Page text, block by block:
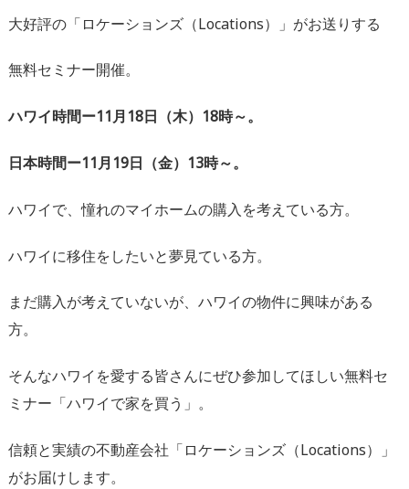
大好評の「ロケーションズ（Locations）」がお送りする
無料セミナー開催。
ハワイ時間ー11月18日（木）18時～。
日本時間ー11月19日（金）13時～。
ハワイで、憧れのマイホームの購入を考えている方。
ハワイに移住をしたいと夢見ている方。
まだ購入が考えていないが、ハワイの物件に興味がある
方。
そんなハワイを愛する皆さんにぜひ参加してほしい無料セ
ミナー「ハワイで家を買う」。
信頼と実績の不動産会社「ロケーションズ（Locations）」
がお届けします。